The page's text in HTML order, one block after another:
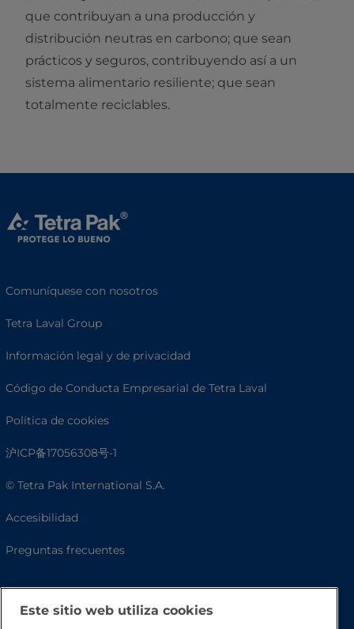
que contribuyan a una producción y
distribución neutras en carbono; que sean
prácticos y seguros, contribuyendo así a un
sistema alimentario resiliente; que sean
totalmente reciclables.
Comuníquese con nosotros
Tetra Laval Group
Información legal y de privacidad
Código de Conducta Empresarial de Tetra Laval
Política de cookies
沪ICP备17056308号-1
© Tetra Pak International S.A.
Accesibilidad
Preguntas frecuentes
Este sitio web utiliza cookies